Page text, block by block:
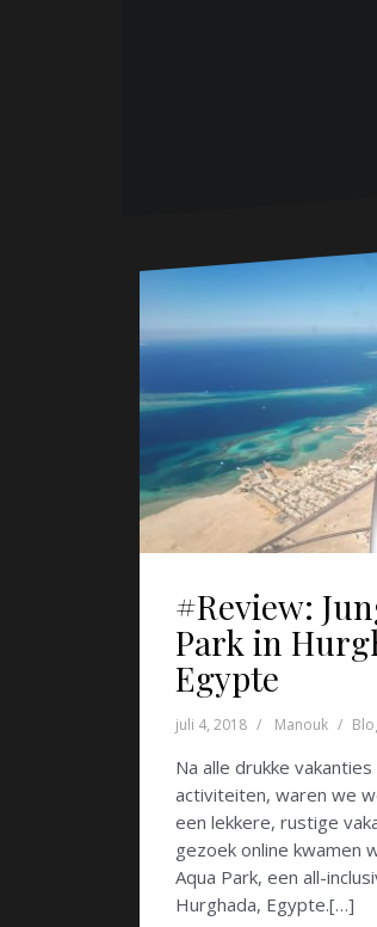
#Review:
Park in
Egypte
juli 4, 2018 Manouk
Na alle drukke
activiteiten, waren we
een lekkere, rustige
gezoek online kwamen
Aqua Park, een all-
Hurghada, Egypte.[…]